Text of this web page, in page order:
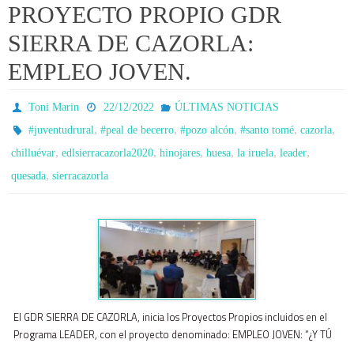
PROYECTO PROPIO GDR
SIERRA DE CAZORLA:
EMPLEO JOVEN.
Toni Marin 22/12/2022
ÚLTIMAS NOTICIAS
#juventudrural,#peal de becerro,#pozo alcón,#santo tomé,cazorla,
chilluévar, edlsierracazorla2020, hinojares, huesa, la iruela, leader,
quesada, sierracazorla
El GDR SIERRA DE CAZORLA, inicia los Proyectos Propios incluidos en el
Programa LEADER, con el proyecto denominado: EMPLEO JOVEN: “¿Y TÚ